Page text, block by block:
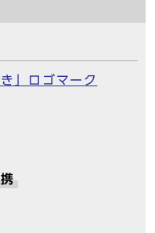
」ロゴマーク